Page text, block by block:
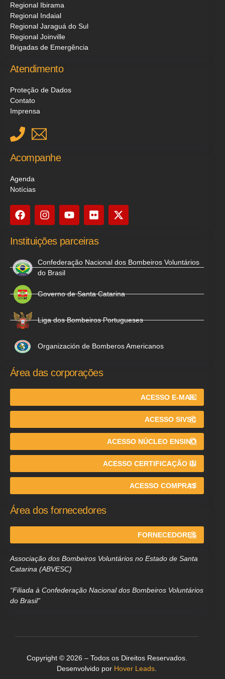
Regional Ibirama
Regional Indaial
Regional Jaraguá do Sul
Regional Joinville
Brigadas de Emergência
Atendimento
Proteção de Dados
Contato
Imprensa
Acompanhe
Agenda
Notícias
Instituições parceiras
Confederação Nacional dos Bombeiros Voluntários
do Brasil
Governo de Santa Catarina
Liga dos Bombeiros Portugueses
Organización de Bomberos Americanos
Área das corporações
ACESSO E-MAIL
ACESSO SIVSC
ACESSO NÚCLEO ENSINO
ACESSO CERTIFICAÇÃO IN
ACESSO COMPRAS
Área dos fornecedores
FORNECEDORES
Associação dos Bombeiros Voluntários no Estado de Santa
Catarina (ABVESC)
“Filiada à Confederação Nacional dos Bombeiros Voluntários
do Brasil”
Copyright © 2026 – Todos os Direitos Reservados.
Desenvolvido por Hover Leads